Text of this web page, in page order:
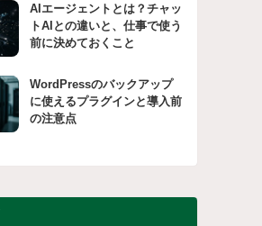
AIエージェントとは？チャッ
トAIとの違いと、仕事で使う
前に決めておくこと
WordPressのバックアップ
に使えるプラグインと導入前
の注意点